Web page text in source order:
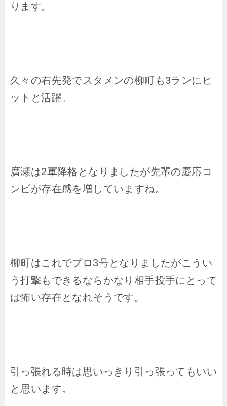
ります。
久々の右先発でスタメンの柳町も3ランにヒ
ットと活躍。
廣瀬は2軍降格となりましたが先輩の慶応コ
ンビが存在感を増していますね。
柳町はこれでプロ3号となりましたがこうい
う打撃もできるならかなり相手投手にとって
は怖い存在となれそうです。
引っ張れる時は思いっきり引っ張ってもいい
と思います。